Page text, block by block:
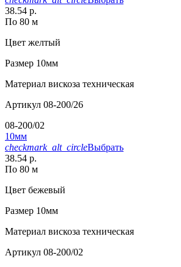
38.54 р.
По 80 м
Цвет желтый
Размер 10мм
Материал вискоза техническая
Артикул 08-200/26
08-200/02
10мм
checkmark_alt_circleВыбрать
38.54 р.
По 80 м
Цвет бежевый
Размер 10мм
Материал вискоза техническая
Артикул 08-200/02